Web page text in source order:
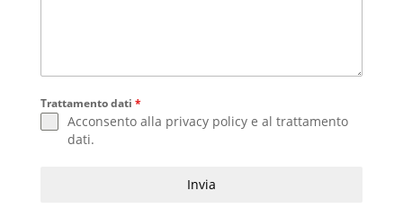
Trattamento dati *
Acconsento alla privacy policye al trattamento
dati.
Invia